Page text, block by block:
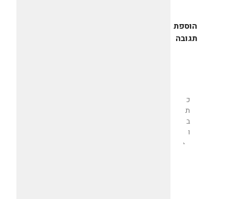
הוספת
תגובה